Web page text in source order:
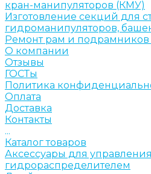
кран-манипуляторов (КМУ)
Изготовление секций для
гидроманипуляторов,
Ремонт рам и подрамников
О компании
Отзывы
ГОСТы
Политика
Оплата
Доставка
Контакты
...
Каталог товаров
Аксессуары для управления
гидрораспределителем